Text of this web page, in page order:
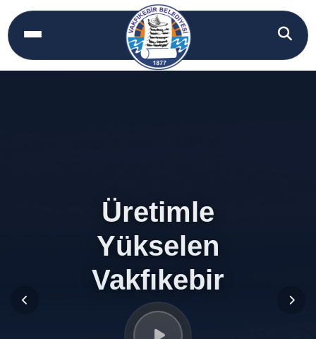
Üretimle
Yükselen
Vakfıkebir
Üretimle
Yükselen
Vakfıkebir